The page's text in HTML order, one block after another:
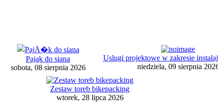
Pająk do siana
sobota, 08 sierpnia 2026
Uslugi projektowe w zakresie
niedziela, 09 sierpnia
Zestaw toreb bikepacking
wtorek, 28 lipca 2026